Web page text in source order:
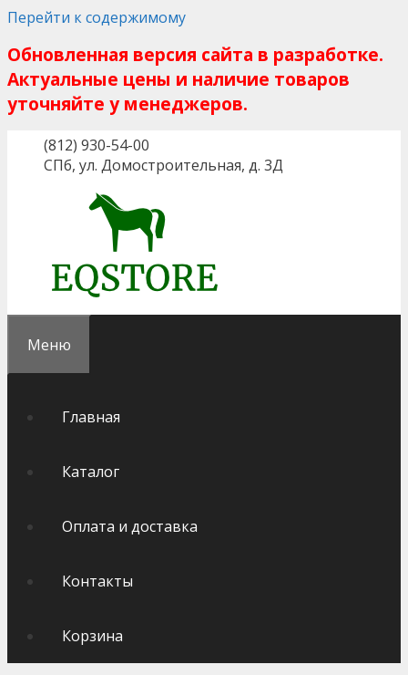
Перейти к содержимому
Обновленная версия сайта в разработке.
Актуальные цены и наличие товаров
уточняйте у менеджеров.
(812) 930-54-00
СПб, ул. Домостроительная, д. 3Д
Меню
Главная
Каталог
Оплата и доставка
Контакты
Корзина